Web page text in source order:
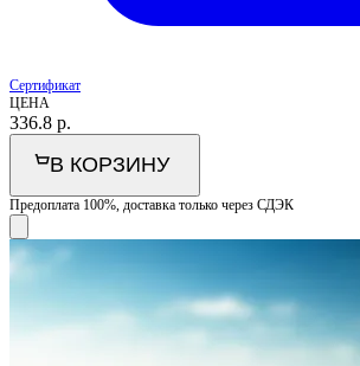
Сертификат
ЦЕНА
336.8 р.
В КОРЗИНУ
Предоплата 100%, доставка только через СДЭК